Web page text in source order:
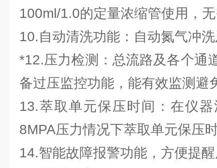
100ml/1.0的定量浓缩管使用，
10.自动清洗功能：自动氮气冲
*12.压力检测：总流路及各个通
备过压监控功能，能有效监测避
13.萃取单元保压时间：在仪
8MPA压力情况下萃取单元保压
14.智能故障报警功能，方便提